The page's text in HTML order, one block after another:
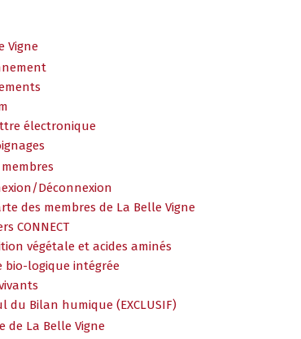
Vigne
électronique
membres
Déconnexion
des membres de La Belle Vigne
CONNECT
végétale et acides aminés
bio-logique intégrée
du Bilan humique (EXCLUSIF)
de La Belle Vigne